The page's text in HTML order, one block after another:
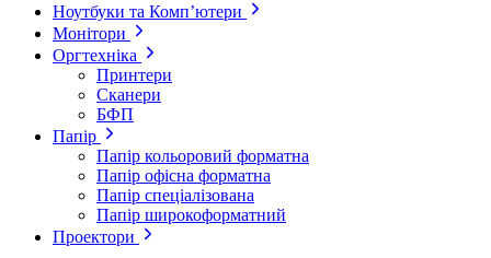
Ноутбуки та Комп’ютери
Монітори
Оргтехніка
Принтери
Сканери
БФП
Папір
Папір кольоровий форматна
Папір офісна форматна
Папір спеціалізована
Папір широкоформатний
Проектори